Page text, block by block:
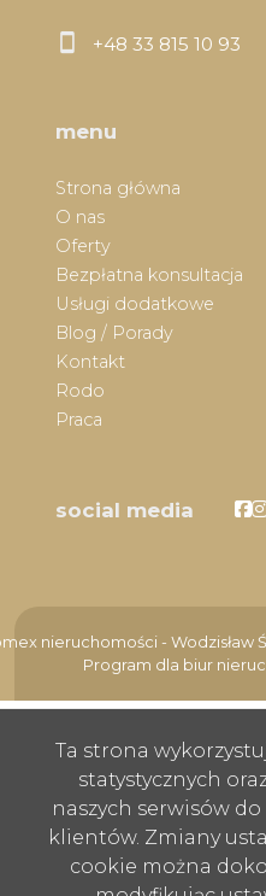
+48 33 815 10 93
menu
Strona główna
O nas
Oferty
Bezpłatna konsultacja
Usługi dodatkowe
Blog / Porady
Kontakt
Rodo
Praca
social media
nieruchomości - Wodzisław
Program dla biur
Ta strona
statystycznych
naszych serwisów
klientów. Zmiany
cookie można